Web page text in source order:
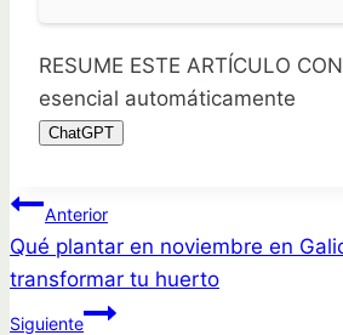
RESUME ESTE ARTÍCULO
esencial automáticamente
ChatGPT
Navegación
de
entradas
Anterior
Qué plantar en noviembre en
transformar tu huerto
Siguiente